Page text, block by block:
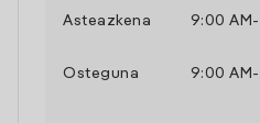
Asteazkena
9:00 AM -
Osteguna
9:00 AM -